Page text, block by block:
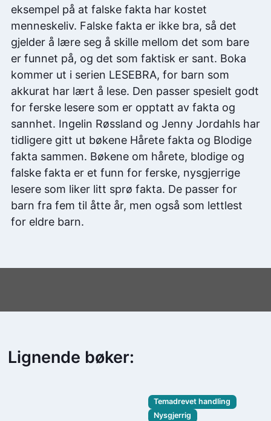
eksempel på at falske fakta har kostet
menneskeliv. Falske fakta er ikke bra, så det
gjelder å lære seg å skille mellom det som bare
er funnet på, og det som faktisk er sant. Boka
kommer ut i serien LESEBRA, for barn som
akkurat har lært å lese. Den passer spesielt godt
for ferske lesere som er opptatt av fakta og
sannhet. Ingelin Røssland og Jenny Jordahls har
tidligere gitt ut bøkene Hårete fakta og Blodige
fakta sammen. Bøkene om hårete, blodige og
falske fakta er et funn for ferske, nysgjerrige
lesere som liker litt sprø fakta. De passer for
barn fra fem til åtte år, men også som lettlest
for eldre barn.
Lignende bøker:
Temadrevet handling
Nysgjerrig